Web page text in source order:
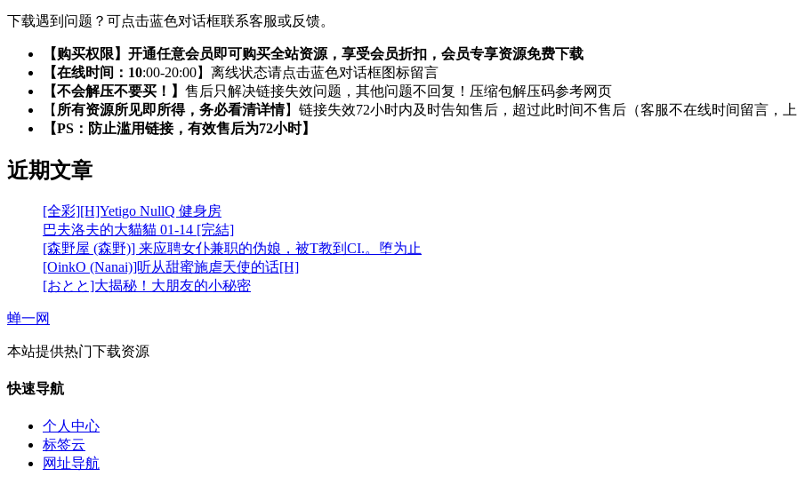
下载遇到问题？可点击蓝色对话框联系客服或反馈。
【购买权限】开通任意会员即可购买全站资源，享受会员折扣，会员专享资源免费下载
【在线时间：10:00-20:00】离线状态请点击蓝色对话框图标留言
【不会解压不要买！】 售后只解决链接失效问题，其他问题不回复！压缩包解压码参考网页
【 所有资源所见即所得，务必看清详情】链接失效72小时内及时告知售后，超过此时间不售后（客服不在线时间留言，上
【PS：防止滥用链接，有效售后为72小时】
近期文章
[全彩][H]Yetigo NullQ 健身房
巴夫洛夫的大貓貓 01-14 [完結]
[森野屋 (森野)] 来应聘女仆兼职的伪娘，被T教到CI.。堕为止
[OinkO (Nanai)]听从甜蜜施虐天使的话[H]
[おとと]大揭秘！大朋友的小秘密
蝉一网
本站提供热门下载资源
快速导航
个人中心
标签云
网址导航